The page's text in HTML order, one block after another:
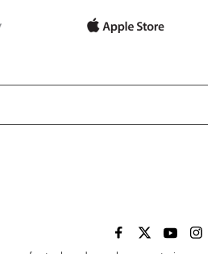
EL PAÍS BRASIL EN
EL PAÍSEL PAÍS
EL